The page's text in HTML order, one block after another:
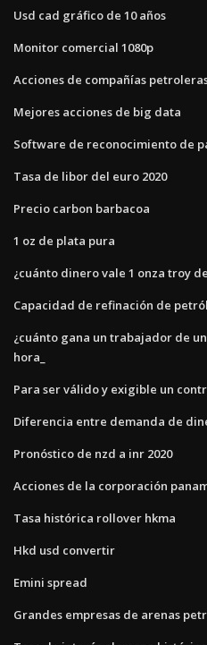
Usd cad gráfico de 10 años
Monitor comercial 1080p
Acciones de compañías
Mejores acciones de big data
Software de reconocimiento de
Tasa de libor del euro 2020
Precio carbon barbacoa
1 oz de plata pura
¿cuánto dinero vale 1 onza troy de
Capacidad de refinación de
¿cuánto gana un trabajador de
hora_
Para ser válido y exigible un
Diferencia entre demanda de
Pronóstico de nzd a inr 2020
Acciones de la corporación
Tasa histórica rollover hkma
Hkd usd convertir
Emini spread
Grandes empresas de arenas